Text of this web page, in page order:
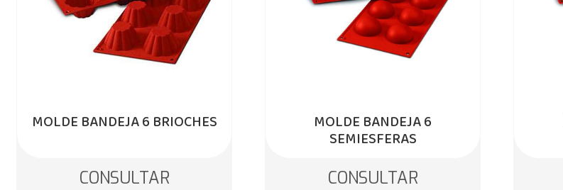
MOLDE BANDEJA 6 BRIOCHES
CONSULTAR
MOLDE BANDEJA 6
SEMIESFERAS
CONSULTAR